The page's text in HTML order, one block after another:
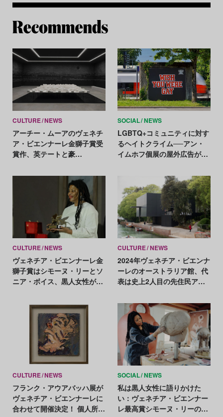
CULTURE NEWS
アーチー・ムーアのヴェネチ
ア・ビエンナーレ金獅子賞受
賞作、英テートと豪
SOCIAL NEWS
LGBTQ+コミュニティに対す
るヘイトクライム──アン・
イムホフ個展の屋外広告が切
CULTURE NEWS
ヴェネチア・ビエンナーレ金
獅子賞はシモーヌ・リーとソ
ニア・ボイス、黒人女性が躍
CULTURE NEWS
2024年ヴェネチア・ビエンナ
ーレのオーストラリア館、代
表は史上2人目の先住民アー
CULTURE NEWS
フランク・アウアバッハ展が
ヴェネチア・ビエンナーレに
合わせて開催決定！ 個人所有
SOCIAL NEWS
私は黒人女性に語りかけた
い：ヴェネチア・ビエンナー
レ最高賞シモーヌ・リーの創